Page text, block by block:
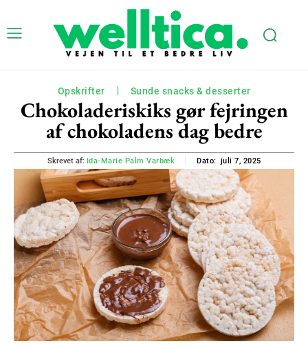
Opskrifter Sunde snacks & desserter
Chokoladeriskiks gør fejringen
af chokoladens dag bedre
Skrevet af: Ida-Marie Palm Varbæk Dato: juli 7, 2025